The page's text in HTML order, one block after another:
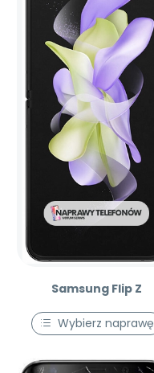
Samsung Flip Z
Wybierz naprawę